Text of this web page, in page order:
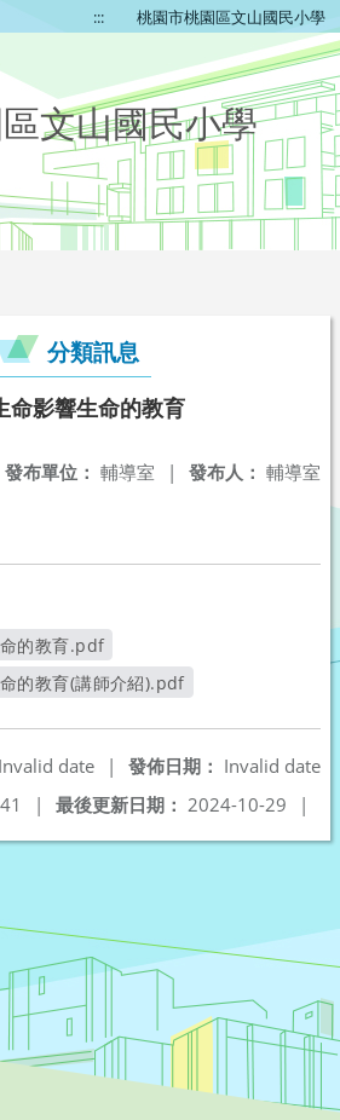
::: 桃園市桃園區文山國民小學
文山國民小學
分類訊息
命影響生命的教育
發布人： 輔導室
發布單位： 輔導室 |
的教育.pdf
新視窗
的教育(講師介紹).pdf
發佈日期： Invalid date
Invalid date
|
最後更新日期： 2024-10-29 |
|